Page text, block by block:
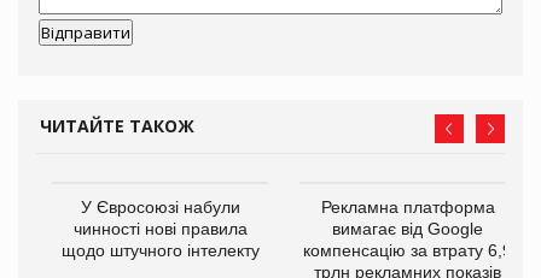
ЧИТАЙТЕ ТАКОЖ
У Євросоюзі набули
чинності нові правила
щодо штучного інтелекту
Рекламна платформа
вимагає від Google
компенсацію за втрату 6,9
трлн рекламних показів